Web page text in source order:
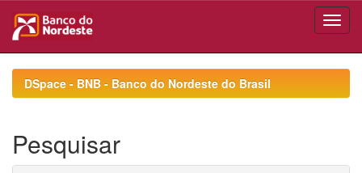
navigationDSpace - BNB - Banco do Nordeste do Brasil
Pesquisar